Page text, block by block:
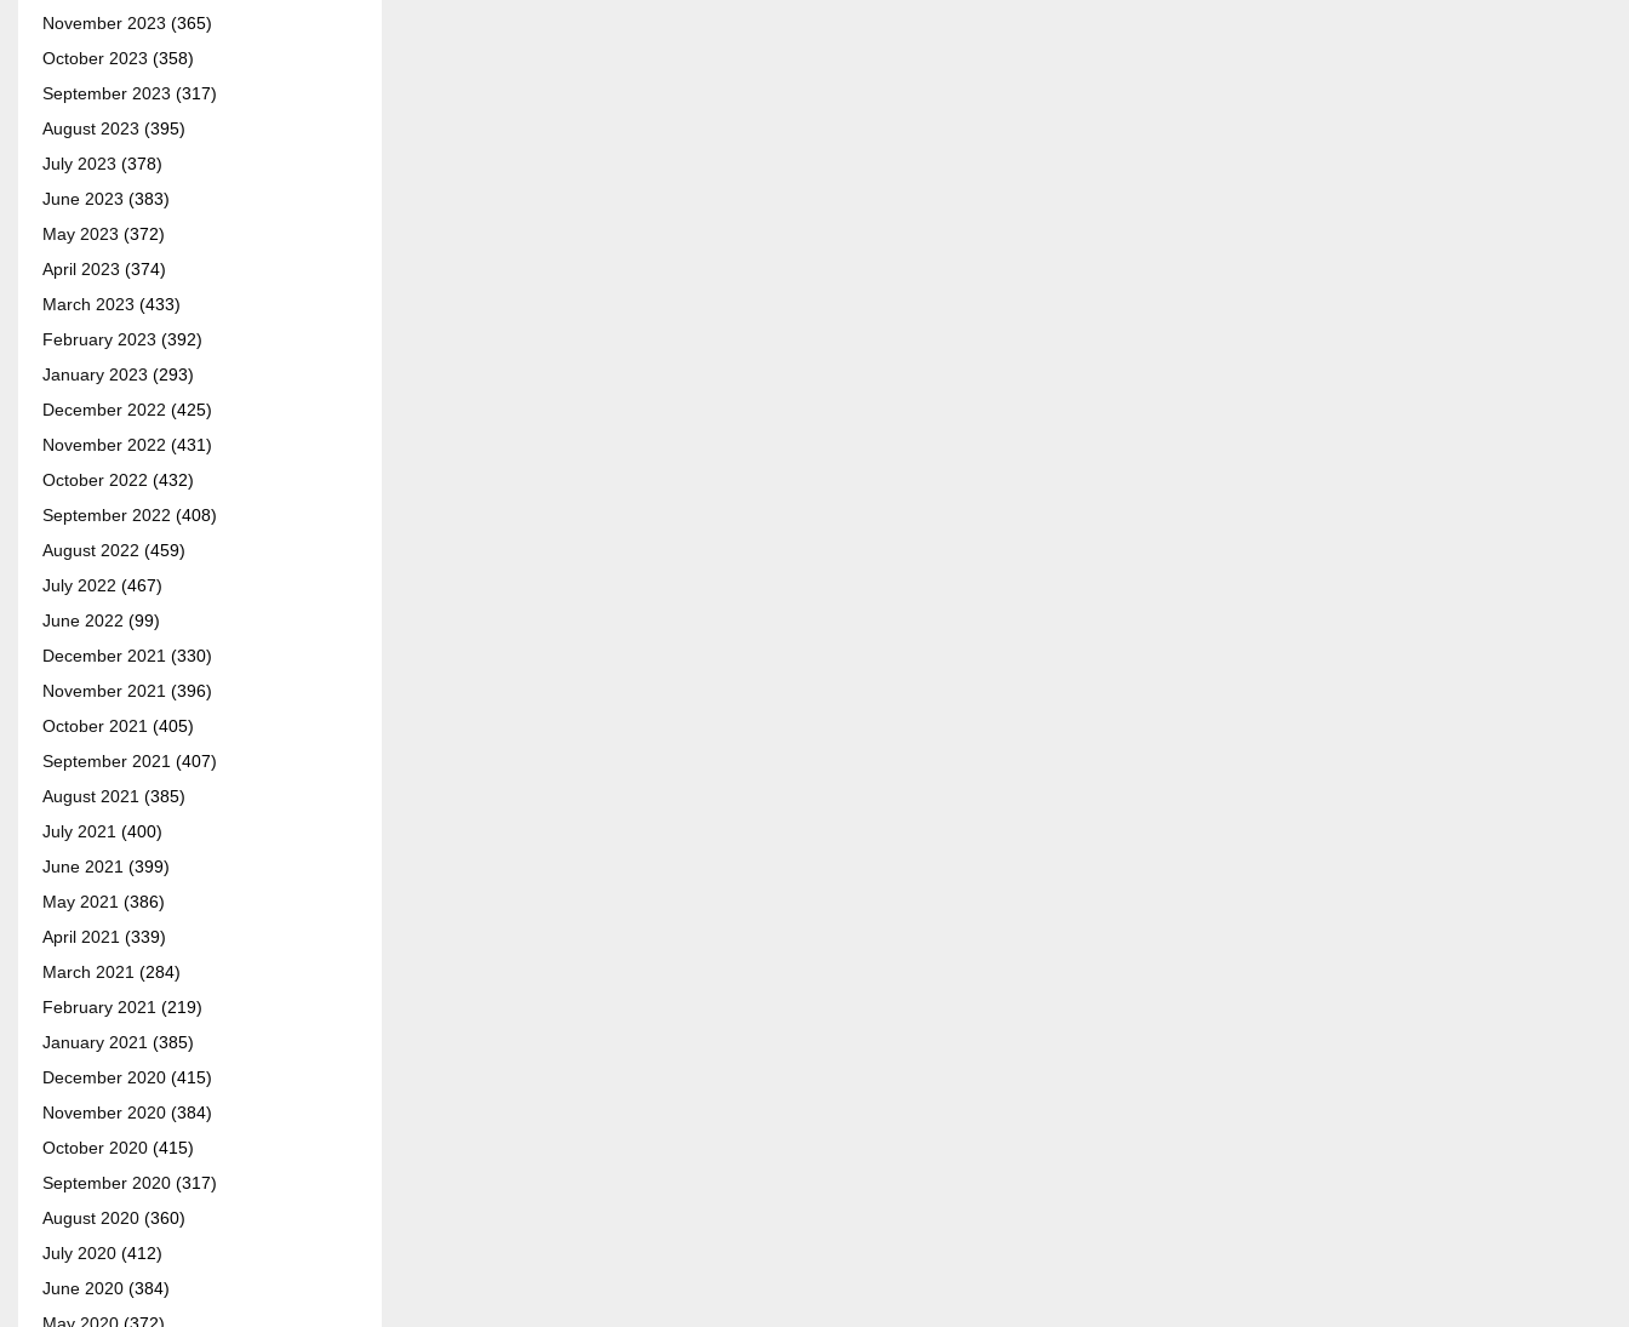
November 2023 (365)
October 2023 (358)
September 2023 (317)
August 2023 (395)
July 2023 (378)
June 2023 (383)
May 2023 (372)
April 2023 (374)
March 2023 (433)
February 2023 (392)
January 2023 (293)
December 2022 (425)
November 2022 (431)
October 2022 (432)
September 2022 (408)
August 2022 (459)
July 2022 (467)
June 2022 (99)
December 2021 (330)
November 2021 (396)
October 2021 (405)
September 2021 (407)
August 2021 (385)
July 2021 (400)
June 2021 (399)
May 2021 (386)
April 2021 (339)
March 2021 (284)
February 2021 (219)
January 2021 (385)
December 2020 (415)
November 2020 (384)
October 2020 (415)
September 2020 (317)
August 2020 (360)
July 2020 (412)
June 2020 (384)